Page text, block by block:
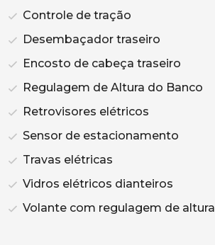
Controle de tração
Desembaçador traseiro
Encosto de cabeça traseiro
Regulagem de Altura do Banco
Retrovisores elétricos
Sensor de estacionamento
Travas elétricas
Vidros elétricos dianteiros
Volante com regulagem de altura